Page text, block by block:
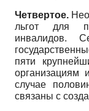
Четвертое.
льгот для
инвалидов.
пяти
организациям
случае
связаны с